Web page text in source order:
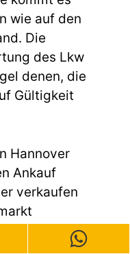
wie auf den
Die
des Lkw
denen, die
Gültigkeit
Hannover
Ankauf
verkaufen
für den